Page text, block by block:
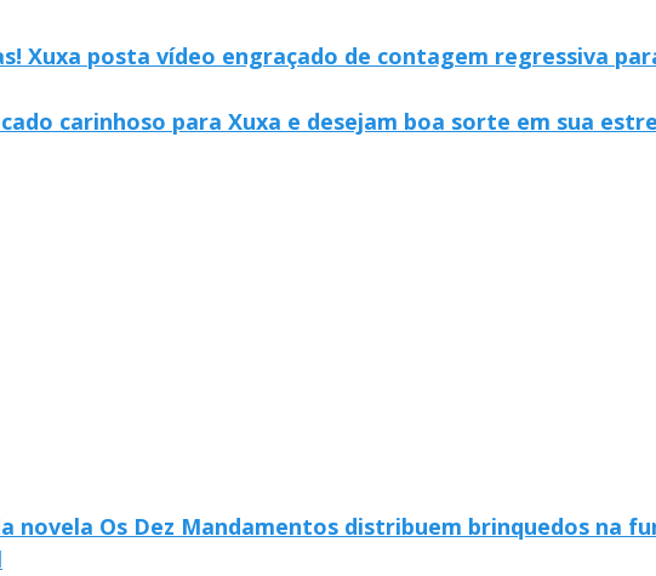
Xuxa posta vídeo engraçado de contagem regressiva
carinhoso para Xuxa e desejam boa sorte em sua
novela Os Dez Mandamentos distribuem brinquedos na